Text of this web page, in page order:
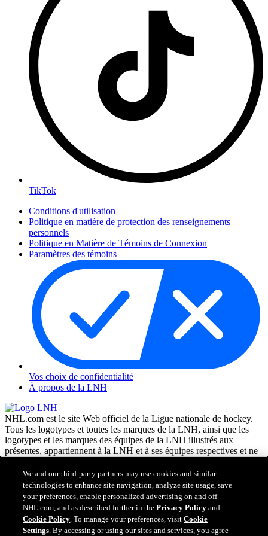
TikTok
Conditions d'utilisation
Politique en matière de protection des renseignements
personnels
Politique en Matière de Témoins de Connexion
Paramètres des témoins
Vos choix de confidentialité
À propos de la LNH
NHL.com est le site Web officiel de la Ligue nationale de hockey.
Tous les logotypes et toutes les marques de la LNH, ainsi que les
logotypes et les marques des équipes de la LNH illustrés aux
présentes, appartiennent à la LNH et à ses équipes respectives et ne
Enterprises, L.P. © LNH 2026. Tous droits réservés. Tous les
chandails d'équipe de la LNH personnalisés avec les noms des
joueurs de la LNH et leurs numéros sont officiellement sous license
de la LNH et de l'AJLNH. Le mot servant de marque Zamboni et la
configuration de la surfaceuse Zamboni sont des marques de
commerce déposées de Frank J. Zamboni & Co., Inc. © Frank J.
We and our third-party partners may use cookies and similar
technologies to enhance site navigation, analyze site usage, save
your preferences, enable personalized advertising on and off
NHL.com, and as described further in thePrivacy Policy and
Cookie Policy. To manage your preferences, visitCookie
Settings. By accessing or using our sites and services, you agree